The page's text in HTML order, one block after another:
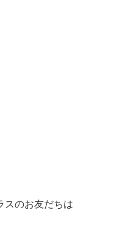
スのお友だちは